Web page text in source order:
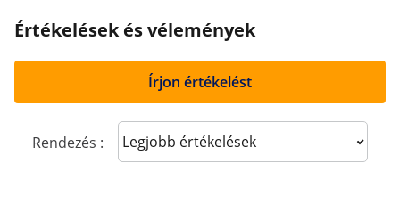
Értékelések és vélemények
Írjon értékelést
Rendezés : Sort reviews